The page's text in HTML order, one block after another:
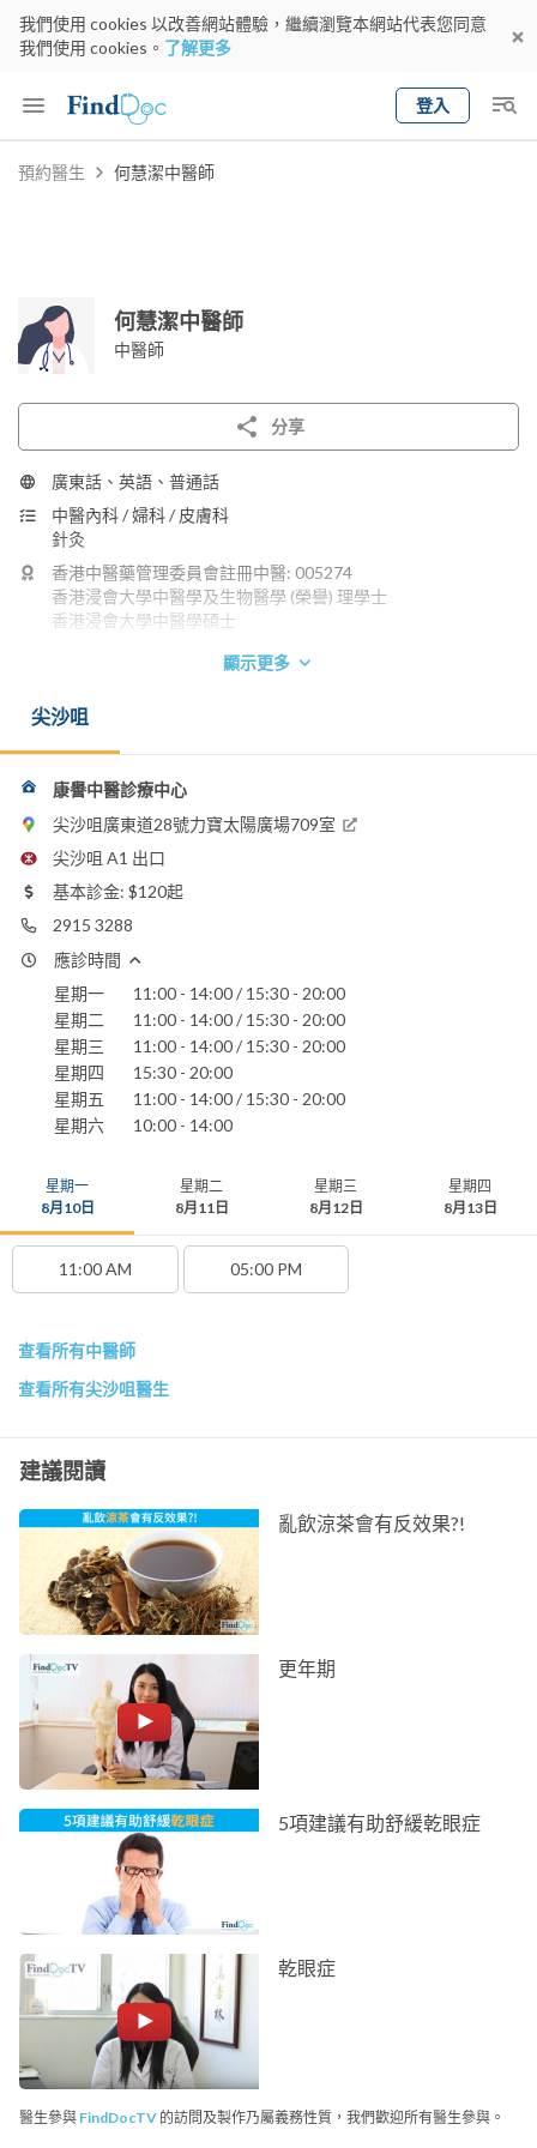
我們使用 cookies 以改善網站體驗，繼續瀏覽本網站代表您同意
我們使用 cookies。 了解更多
登入
Keyword
預約醫生 何慧潔中醫師
何慧潔中醫師
中醫師
分享
廣東話、英語、普通話
中醫內科 / 婦科 / 皮膚科
針灸
香港中醫藥管理委員會註冊中醫: 005274
香港浸會大學中醫學及生物醫學 (榮譽) 理學士
香港浸會大學中醫學碩士
6625 8820
uhealth703@gmail.com
本醫生的相關文章
閱讀文章
顯示更多
尖沙咀
康譽中醫診療中心
尖沙咀廣東道28號力寶太陽廣場709室
尖沙咀 A1 出口
基本診金: $120起
2915 3288
應診時間
星期一
11:00 - 14:00 / 15:30 - 20:00
星期二
11:00 - 14:00 / 15:30 - 20:00
星期三
11:00 - 14:00 / 15:30 - 20:00
星期四
15:30 - 20:00
星期五
11:00 - 14:00 / 15:30 - 20:00
星期六
10:00 - 14:00
星期一
8月10日
星期二
8月11日
星期三
8月12日
星期四
8月13日
11:00 AM 05:00 PM
查看所有中醫師
查看所有尖沙咀醫生
建議閱讀
亂飲涼茶會有反效果?!
更年期
5項建議有助舒緩乾眼症
乾眼症
醫生參與 FindDocTV 的訪問及製作乃屬義務性質，我們歡迎所有醫生參與。